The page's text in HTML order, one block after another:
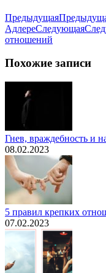
Предыдущая
АдлереСледующая
отношений
Похожие записи
Гнев, враждебность и
08.02.2023
5 правил крепких
07.02.2023